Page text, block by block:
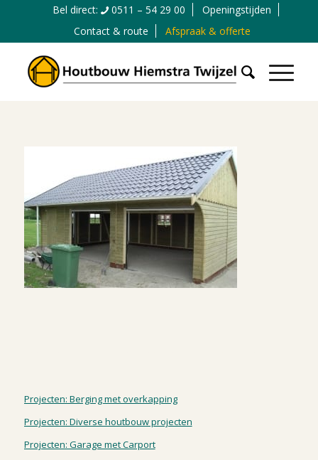
Bel direct: 0511 – 54 29 00
Openingstijden
Contact & route
Afspraak & offerte
Projecten: Berging met overkapping
Projecten: Diverse houtbouw projecten
Projecten: Garage met Carport